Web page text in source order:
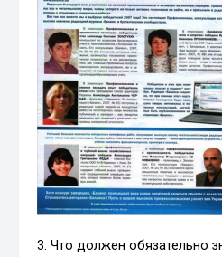
3. Что должен обязательно